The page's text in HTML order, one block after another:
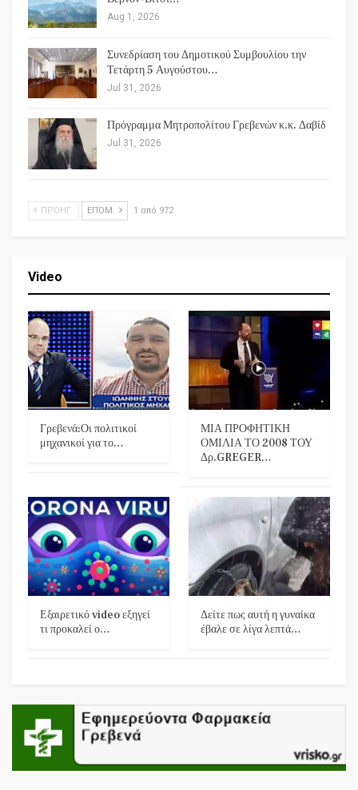
Aug 1, 2026
Συνεδρίαση του Δημοτικού Συμβουλίου την
Τετάρτη 5 Αυγούστου…
Jul 31, 2026
Πρόγραμμα Μητροπολίτου Γρεβενών κ.κ. Δαβίδ
Jul 31, 2026
ΠΡΟΗΓ. ΕΠΌΜ. 1 από 972
Video
Γρεβενά:Οι πολιτικοί
μηχανικοί για το…
ΜΙΑ ΠΡΟΦΗΤΙΚΗ
ΟΜΙΛΙΑ ΤΟ 2008 ΤΟΥ
Δρ.GREGER…
Εξαιρετικό video εξηγεί
τι προκαλεί ο…
Δείτε πως αυτή η γυναίκα
έβαλε σε λίγα λεπτά…